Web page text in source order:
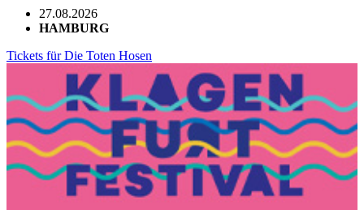
27.08.2026
HAMBURG
Tickets für Die Toten Hosen